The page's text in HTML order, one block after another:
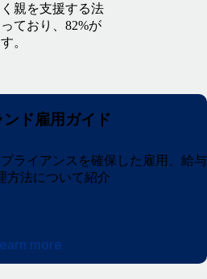
親を支援する法
ており、82%が
。
ンド雇用ガイド
ライアンスを確保した雇用、給与
方法について紹介
more